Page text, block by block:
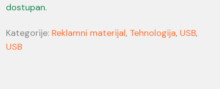
dostupan.
Kategorije: Reklamni materijal, Tehnologija, USB,
USB